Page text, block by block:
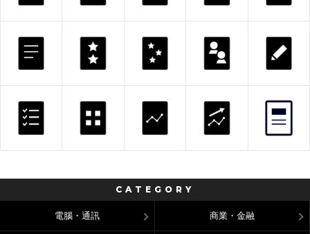
CATEGORY
電腦・通訊 商業・金融